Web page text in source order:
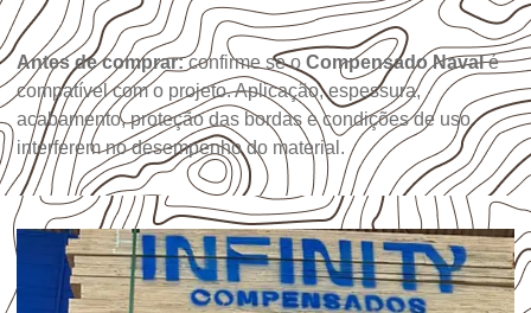
Antes de comprar:confirme se o Compensado Navalé
compatível com o projeto. Aplicação, espessura,
acabamento, proteção das bordas e condições de uso
interferem no desempenho do material.